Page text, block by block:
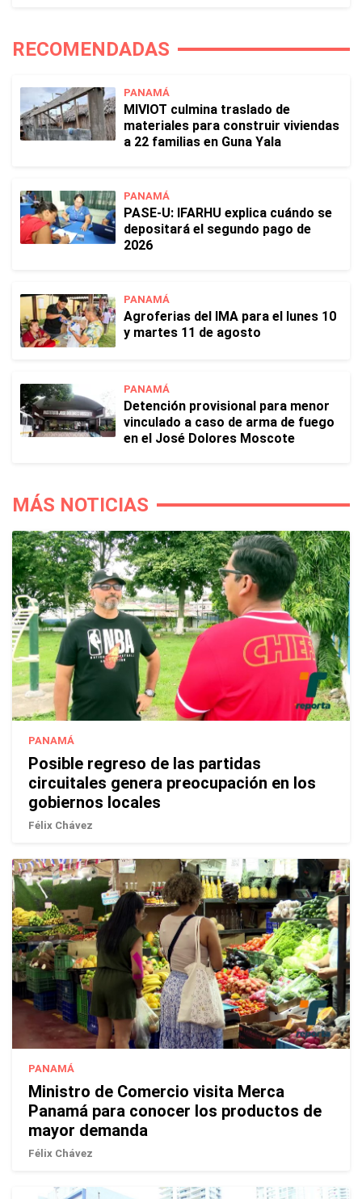
RECOMENDADAS
PANAMÁ
MIVIOT culmina traslado de
materiales para construir viviendas
a 22 familias en Guna Yala
PANAMÁ
PASE-U: IFARHU explica cuándo se
depositará el segundo pago de
2026
PANAMÁ
Agroferias del IMA para el lunes 10
y martes 11 de agosto
PANAMÁ
Detención provisional para menor
vinculado a caso de arma de fuego
en el José Dolores Moscote
MÁS NOTICIAS
PANAMÁ
Posible regreso de las partidas
circuitales genera preocupación en los
gobiernos locales
Félix Chávez
PANAMÁ
Ministro de Comercio visita Merca
Panamá para conocer los productos de
mayor demanda
Félix Chávez